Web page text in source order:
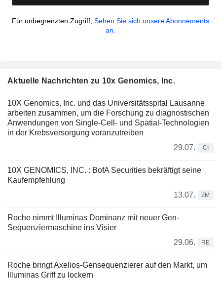
Für unbegrenzten Zugriff, Sehen Sie sich unsere Abonnements
an.
Aktuelle Nachrichten zu 10x Genomics, Inc.
10X Genomics, Inc. und das Universitätsspital Lausanne
arbeiten zusammen, um die Forschung zu diagnostischen
Anwendungen von Single-Cell- und Spatial-Technologien
in der Krebsversorgung voranzutreiben
29.07.
CI
10X GENOMICS, INC. : BofA Securities bekräftigt seine
Kaufempfehlung
13.07.
ZM
Roche nimmt Illuminas Dominanz mit neuer Gen-
Sequenziermaschine ins Visier
29.06.
RE
Roche bringt Axelios-Gensequenzierer auf den Markt, um
Illuminas Griff zu lockern